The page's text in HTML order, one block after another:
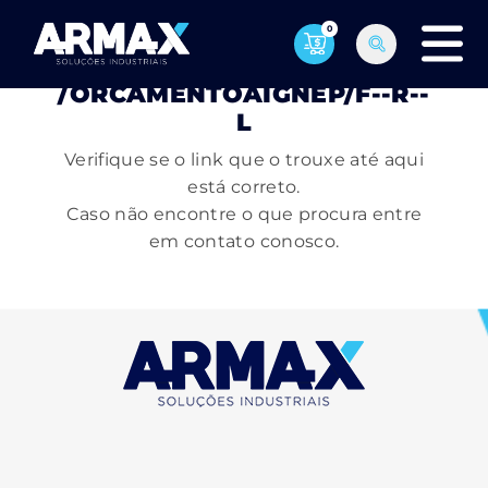
0
PÁGINA NÃO ENCONTRADA
/ORCAMENTOAIGNEP/F--R--
L
Verifique se o link que o trouxe até aqui
está correto.
Caso não encontre o que procura entre
em contato conosco.